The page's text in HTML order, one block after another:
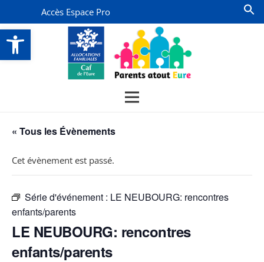
Ouvrir la barre d’outils
Accès Espace Pro
« Tous les Évènements
Cet évènement est passé.
Série d'événement : LE NEUBOURG: rencontres
enfants/parents
LE NEUBOURG: rencontres
enfants/parents